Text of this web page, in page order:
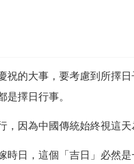
祝的大事，要考慮到所擇
擇日行事。
因為中國傳統始終視這天
時日，這個「吉日」必然